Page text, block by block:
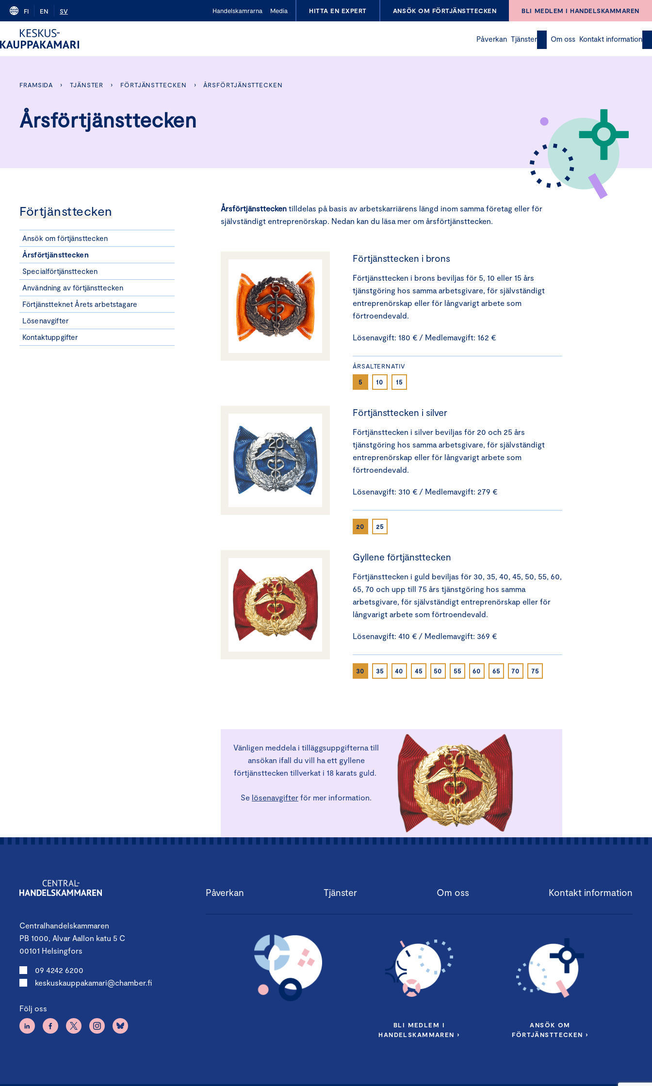
Skip
content
FI EN SV Handelskamrarna Media HITTA EN EXPERT ANSÖK OM FÖRTJÄNSTTECKEN BLI MEDLEM I HANDELSKAMMAREN
Påverkan Tjänster Om oss Kontakt information
FRAMSIDA › TJÄNSTER › FÖRTJÄNSTTECKEN › ÅRSFÖRTJÄNSTTECKEN
Årsförtjänsttecken
Förtjänsttecken
Ansök om förtjänsttecken
Årsförtjänsttecken
Specialförtjänsttecken
Användning av förtjänsttecken
Förtjänstteknet Årets arbetstagare
Lösenavgifter
Kontaktuppgifter
Årsförtjänsttecken tilldelas på basis av arbetskarriärens längd inom samma företag eller för
självständigt entreprenörskap. Nedan kan du läsa mer om årsförtjänsttecken.
Förtjänsttecken i brons
Förtjänsttecken i brons beviljas för 5, 10 eller 15 års
tjänstgöring hos samma arbetsgivare, för självständigt
entreprenörskap eller för långvarigt arbete som
förtroendevald.
Lösenavgift: 180 € / Medlemavgift: 162 €
ÅRSALTERNATIV
5 10 15
Förtjänsttecken i silver
Förtjänsttecken i silver beviljas för 20 och 25 års
tjänstgöring hos samma arbetsgivare, för självständigt
entreprenörskap eller för långvarigt arbete som
förtroendevald.
Lösenavgift: 310 € / Medlemavgift: 279 €
20 25
Gyllene förtjänsttecken
Förtjänsttecken i guld beviljas för 30, 35, 40, 45, 50, 55, 60,
65, 70 och upp till 75 års tjänstgöring hos samma
arbetsgivare, för självständigt entreprenörskap eller för
långvarigt arbete som förtroendevald.
Lösenavgift: 410 € / Medlemavgift: 369 €
30 35 40 45 50 55 60 65 70 75
Vänligen meddela i tilläggsuppgifterna till
ansökan ifall du vill ha ett gyllene
förtjänsttecken tillverkat i 18 karats guld.
Se lösenavgifter för mer information.
Centralhandelskammaren
PB 1000, Alvar Aallon katu 5 C
00101 Helsingfors
09 4242 6200
keskuskauppakamari@chamber.fi
Följ oss
Påverkan Tjänster Om oss Kontakt information
BLI MEDLEM I
HANDELSKAMMAREN ›
ANSÖK OM
FÖRTJÄNSTTECKEN ›